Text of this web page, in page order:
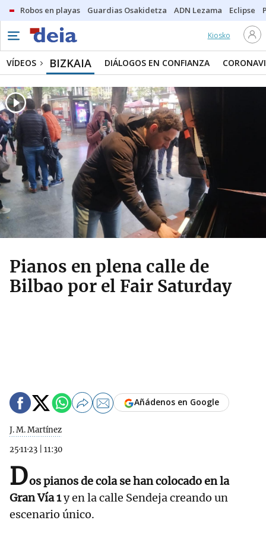
Robos en playas Guardias Osakidetza ADN Lezama Eclipse
Kiosko
VÍDEOS BIZKAIA DIÁLOGOS EN CONFIANZA
Pianos en plena calle de
Bilbao por el Fair Saturday
J. M. Martínez
25·11·23
11:30
Añádenos en Google
Dos pianos de cola se han colocado en la
Gran Vía 1y en la calle Sendeja creando un
escenario único.